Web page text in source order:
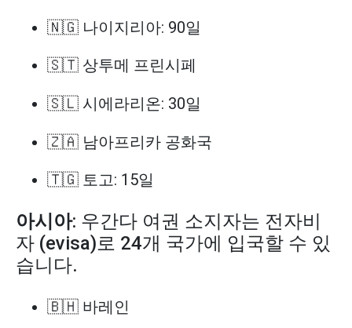
🇳🇬 나이지리아: 90일
🇸🇹 상투메 프린시페
🇸🇱 시에라리온: 30일
🇿🇦 남아프리카 공화국
🇹🇬 토고: 15일
아시아: 우간다 여권 소지자는 전자비
자 (evisa)로 24개 국가에 입국할 수 있
습니다.
🇧🇭 바레인